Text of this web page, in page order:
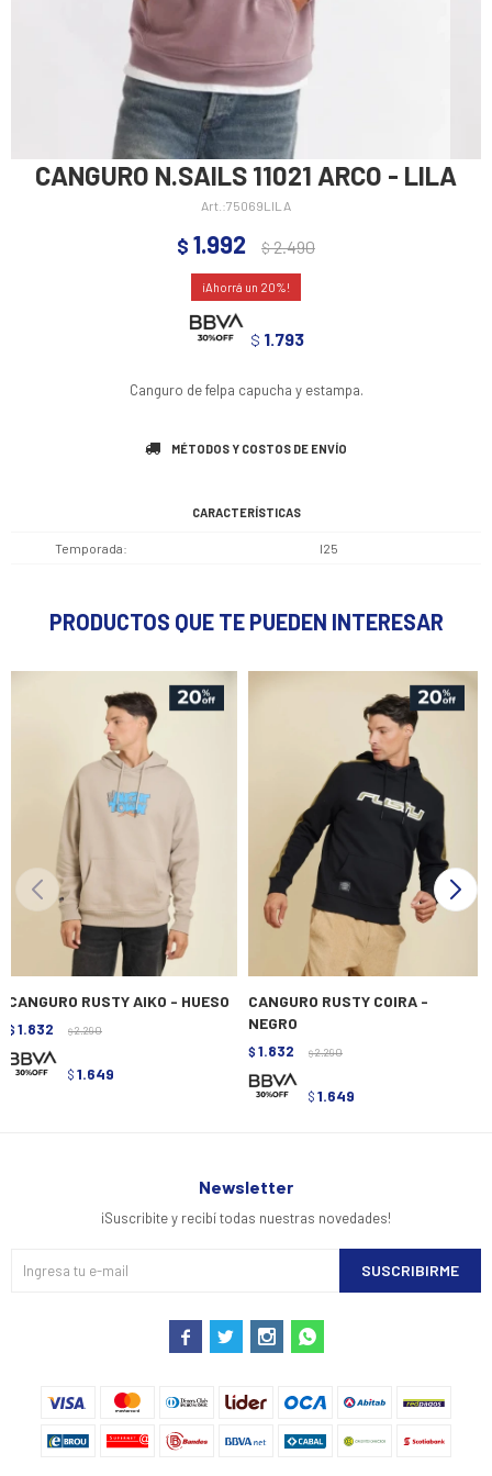
CANGURO N.SAILS 11021 ARCO - LILA
75069LILA
$ 1.992 $2.490
20
$ 1.793
Canguro de felpa capucha y estampa.
MÉTODOS Y COSTOS DE ENVÍO
CARACTERÍSTICAS
Temporada I25
PRODUCTOS QUE TE PUEDEN INTERESAR
CANGURO RUSTY AIKO - HUESO
$ 1.832 $ 2.290
$ 1.649
CANGURO RUSTY COIRA -
NEGRO
$ 1.832 $ 2.290
$ 1.649
Newsletter
¡Suscribite y recibí todas nuestras novedades!
SUSCRIBIRME
   